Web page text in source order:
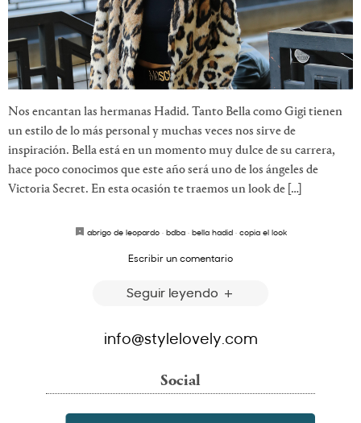
Nos encantan las hermanas Hadid. Tanto Bella como Gigi tienen
un estilo de lo más personal y muchas veces nos sirve de
inspiración. Bella está en un momento muy dulce de su carrera,
hace poco conocimos que este año será uno de los ángeles de
Victoria Secret. En esta ocasión te traemos un look de […]
abrigo de leopardo· bdba· bella hadid· copia el look
Escribir un comentario
Seguir leyendo
info@stylelovely.com
Social